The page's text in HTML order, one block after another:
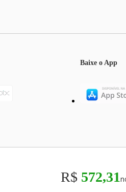
R$ 572,31
Baixe o App
para compras efetuadas no
comerciais estão sujeitos